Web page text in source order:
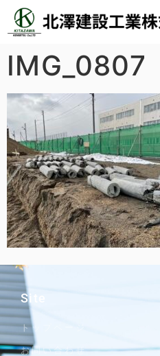
IMG_0807
Site
トップページ
お問い合わせ